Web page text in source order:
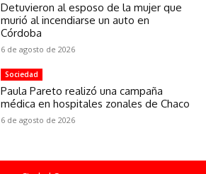
Detuvieron al esposo de la mujer que
murió al incendiarse un auto en
Córdoba
6 de agosto de 2026
Sociedad
Paula Pareto realizó una campaña
médica en hospitales zonales de Chaco
6 de agosto de 2026